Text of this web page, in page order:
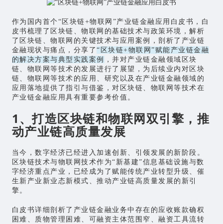
作为国内首个“区块链+物联网”产业链金融应用白皮书，白
皮书梳理了区块链、物联网的基础技术与政策环境，解析
了区块链、物联网的关键技术与应用案例，剖析了产业链
金融现状与痛点，分享了“区块链+物联网”赋能产业链金融
的解决方案与典型实践案例
，并对产业链金融领域区块
链、物联网等技术的发展进行了展望，为后续业内对区块
链、物联网等技术的应用、研究以及在产业链金融领域的
应用落地提供了指引与借鉴，对区块链、物联网等技术在
产业链金融应用具有重要参考价值。
1 、打造区块链和物联网双引擎，推
动产业链高质量发展
当今，数字经济已经进入加速创新、引领发展的新阶段。
区块链技术与物联网技术作为“新基建”信息基础设施与数
字经济重点产业，已经成为了赋能传统产业转型升级、催
生新产业新业态新模式、推动产业链高质量发展的新引
擎。
白皮书详细剖析了产业链金融业务中存在的应收账款确权
困难、质物管理困难、可融资主体范围窄、融资工具流转